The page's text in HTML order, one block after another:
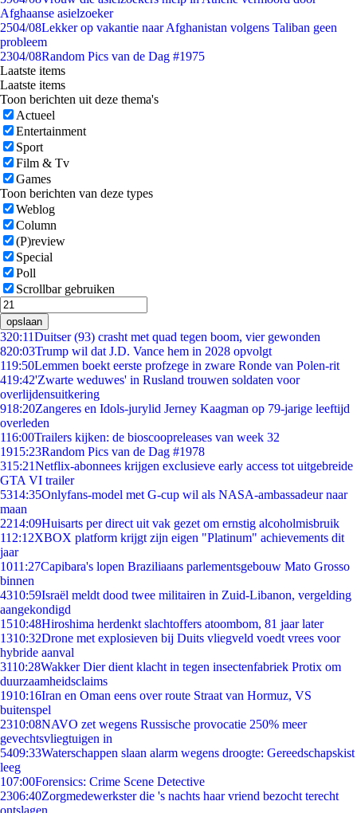
Afghaanse asielzoeker
2504/08Lekker op vakantie naar Afghanistan volgens Taliban geen
probleem
2304/08Random Pics van de Dag #1975
Laatste items
Laatste items
Toon berichten uit deze thema's
Actueel
Entertainment
Sport
Film & Tv
Games
Toon berichten van deze types
Weblog
Column
(P)review
Special
Poll
Scrollbar gebruiken
opslaan
320:11Duitser (93) crasht met quad tegen boom, vier gewonden
820:03Trump wil dat J.D. Vance hem in 2028 opvolgt
119:50Lemmen boekt eerste profzege in zware Ronde van Polen-rit
419:42'Zwarte weduwes' in Rusland trouwen soldaten voor
overlijdensuitkering
918:20Zangeres en Idols-jurylid Jerney Kaagman op 79-jarige leeftijd
overleden
116:00Trailers kijken: de bioscoopreleases van week 32
1915:23Random Pics van de Dag #1978
315:21Netflix-abonnees krijgen exclusieve early access tot uitgebreide
GTA VI trailer
5314:35Onlyfans-model met G-cup wil als NASA-ambassadeur naar
maan
2214:09Huisarts per direct uit vak gezet om ernstig alcoholmisbruik
112:12XBOX platform krijgt zijn eigen "Platinum" achievements dit
jaar
1011:27Capibara's lopen Braziliaans parlementsgebouw Mato Grosso
binnen
4310:59Israël meldt dood twee militairen in Zuid-Libanon, vergelding
aangekondigd
1510:48Hiroshima herdenkt slachtoffers atoombom, 81 jaar later
1310:32Drone met explosieven bij Duits vliegveld voedt vrees voor
hybride aanval
3110:28Wakker Dier dient klacht in tegen insectenfabriek Protix om
duurzaamheidsclaims
1910:16Iran en Oman eens over route Straat van Hormuz, VS
buitenspel
2310:08NAVO zet wegens Russische provocatie 250% meer
gevechtsvliegtuigen in
5409:33Waterschappen slaan alarm wegens droogte: Gereedschapskist
leeg
107:00Forensics: Crime Scene Detective
2306:40Zorgmedewerkster die 's nachts haar vriend bezocht terecht
ontslagen